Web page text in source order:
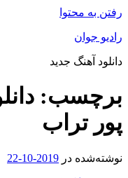
رفتن به محتوا
رادیو جوان
دانلود آهنگ جدید
برچسب:
پور تراب
نوشته‌شده در 2019-10-22